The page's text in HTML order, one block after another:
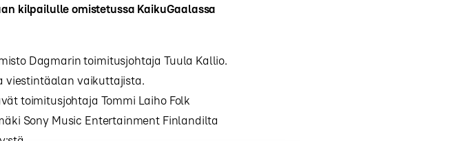
kilpailulle omistetussa KaikuGaalassa
Dagmarin toimitusjohtaja Tuula Kallio.
viestintäalan vaikuttajista.
toimitusjohtaja Tommi Laiho Folk
Sony Music Entertainment Finlandilta